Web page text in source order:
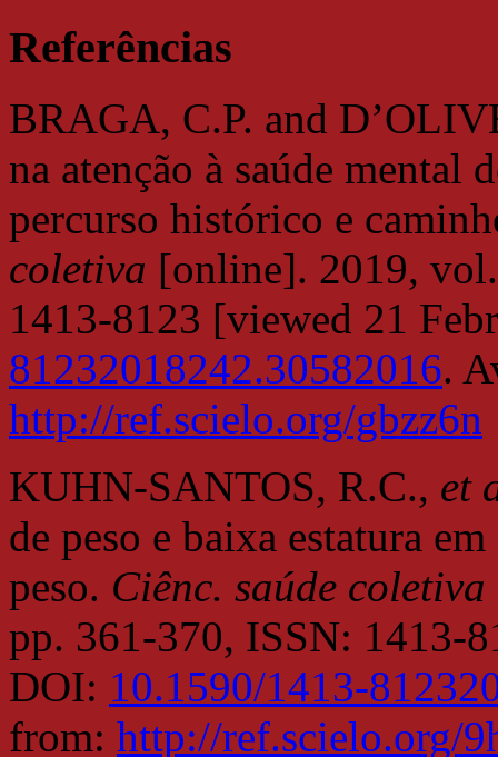
Referências
BRAGA, C.P. and
na atenção à saúde mental
percurso histórico e
coletiva [online]. 2019,
1413-8123 [viewed 21
81232018242.30582016.
http://ref.scielo.org/gbzz6n
KUHN-SANTOS, R.C., et
de peso e baixa estatura
peso. Ciênc. saúde coletiva
pp. 361-370, ISSN: 1413-
DOI: 10.1590/1413-
from: http://ref.scielo.org/